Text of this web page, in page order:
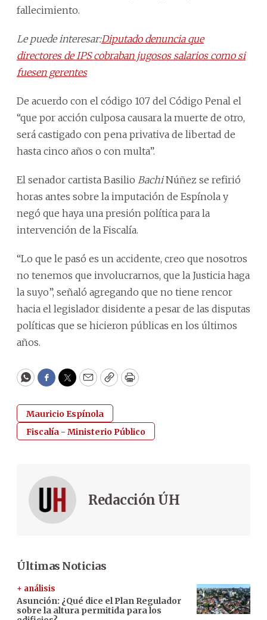
fallecimiento.
Le puede interesar:Diputado denuncia que
directores de IPS cobraban jugosos salarios como si
fuesen gerentes
De acuerdo con el código 107 del Código Penal el
“que por acción culposa causara la muerte de otro,
será castigado con pena privativa de libertad de
hasta cinco años o con multa”.
El senador cartista Basilio BachiNúñez se refirió
horas antes sobre la imputación de Espínola y
negó que haya una presión política para la
intervención de la Fiscalía.
“Lo que le pasó es un accidente, creo que nosotros
no tenemos que involucrarnos, que la Justicia haga
la suyo”, señaló agregando que no tiene rencor
hacia el legislador disidente a pesar de las disputas
políticas que se hicieron públicas en los últimos
años.
WhatsApp
Facebook
Twitter
EmailCopyPrint
Mauricio Espínola
Fiscalía - Ministerio Público
Redacción ÚH
Últimas Noticias
+ análisis
Asunción: ¿Qué dice el Plan Regulador
sobre la altura permitida para los